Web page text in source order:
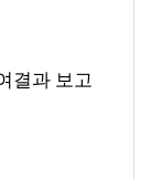
결과 보고